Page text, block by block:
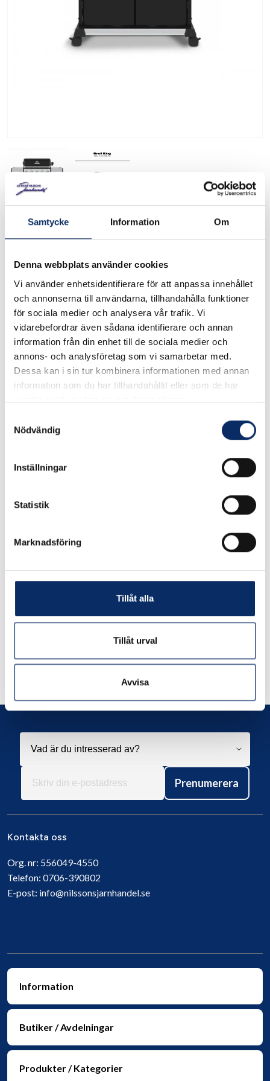
Samtycke Information Om
Denna webbplats använder cookies
Vi använder enhetsidentifierare för att anpassa innehållet
och annonserna till användarna, tillhandahålla funktioner
för sociala medier och analysera vår trafik. Vi
vidarebefordrar även sådana identifierare och annan
information från din enhet till de sociala medier och
annons- och analysföretag som vi samarbetar med.
Dessa kan i sin tur kombinera informationen med annan
information som du har tillhandahållit eller som de har
samlat in när du har använt deras tjänster.
Nödvändig
Inställningar
Statistik
Marknadsföring
Tillåt alla
Tillåt urval
Avvisa
Broil King sprängskiss
Här hittar du reservdelar till gamla gasolgrillar Fabrikat: Broil
King
När du har hittat resevdelen mailar du oss så kommer du att få
pris och leveranstid Maila till info@nilssonsjarnhandel.se
Passar modeller
Baron 590 9639-83
Liknande produkter
Andra har även tittat på
Prenumerera
Kontakta oss
Org. nr: 556049-4550
Telefon: 0706-390802
E-post: info@nilssonsjarnhandel.se
Information
Butiker / Avdelningar
Produkter / Kategorier